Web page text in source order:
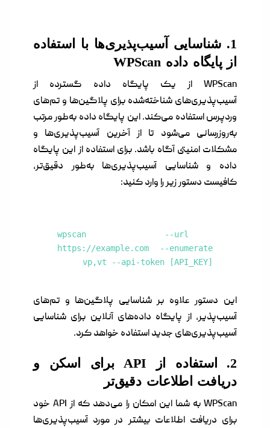
1. شناسایی آسیب‌پذیری‌ها با استفاده
از پایگاه داده WPScan
WPScan از یک پایگاه داده گسترده از
آسیب‌پذیری‌های شناخته‌شده برای پلاگین‌ها و تم‌های
وردپرس استفاده می‌کند. این پایگاه داده به‌طور مرتب
به‌روزرسانی می‌شود تا از آخرین آسیب‌پذیری‌ها و
مشکلات امنیتی آگاه باشد. برای استفاده از این پایگاه
داده و شناسایی آسیب‌پذیری‌ها به‌طور دقیق‌تر،
کافیست دستور زیر را وارد کنید:
wpscan --url
https://example.com --enumerate
vp,vt --api-token [API_KEY]
این دستور علاوه بر شناسایی پلاگین‌ها و تم‌های
آسیب‌پذیر، از پایگاه داده‌های آنلاین برای شناسایی
آسیب‌پذیری‌های جدید استفاده خواهد کرد.
2. استفاده از API برای اسکن و
دریافت اطلاعات دقیق‌تر
WPScan به شما این امکان را می‌دهد که از API خود
برای دریافت اطلاعات بیشتر در مورد آسیب‌پذیری‌ها